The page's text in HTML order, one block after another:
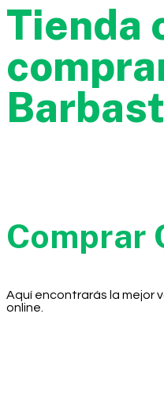
Tienda
Comprar
Aquí encontrarás la mejor
online.